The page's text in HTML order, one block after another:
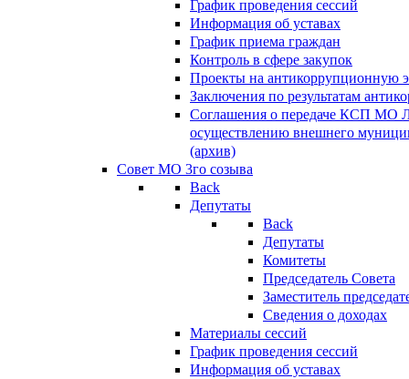
График проведения сессий
Информация об уставах
График приема граждан
Контроль в сфере закупок
Проекты на антикоррупционную
Заключения по результатам
Соглашения о передаче КСП МО
осуществлению внешнего
(архив)
Совет МО 3го созыва
Back
Депутаты
Back
Депутаты
Комитеты
Председатель Совета
Заместитель
Сведения о доходах
Материалы сессий
График проведения сессий
Информация об уставах